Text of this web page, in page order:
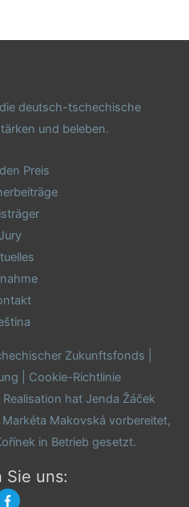
deutsch-tschechische
und beleben.
Preis
Jury
Zukunftsfonds |
Cookie-Richtlinie
hat Jenda Žáček
Markéta Makovská vorbereitet,
in Betrieb gesetzt.
Sie uns: